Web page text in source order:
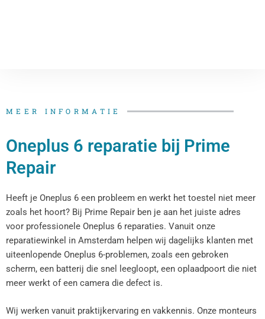
MEER INFORMATIE
Oneplus 6 reparatie bij Prime
Repair
Heeft je Oneplus 6 een probleem en werkt het toestel niet meer
zoals het hoort? Bij Prime Repair ben je aan het juiste adres
voor professionele Oneplus 6 reparaties. Vanuit onze
reparatiewinkel in Amsterdam helpen wij dagelijks klanten met
uiteenlopende Oneplus 6-problemen, zoals een gebroken
scherm, een batterij die snel leegloopt, een oplaadpoort die niet
meer werkt of een camera die defect is.
Wij werken vanuit praktijkervaring en vakkennis. Onze monteurs